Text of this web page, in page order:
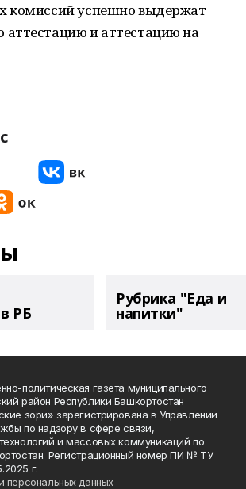
комиссий успешно выдержат
и аттестацию на
РБ
Рубрика "Еда и
напитки"
политическая газета муниципального
район Республики Башкортостан
зори» зарегистрирована в Управлении
по надзору в сфере связи,
и массовых коммуникаций по
Регистрационный номер ПИ № ТУ
г.
персональных данных